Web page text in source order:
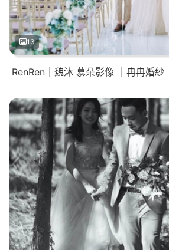
13
RenRen｜魏沐 慕朵影像 ｜冉冉婚紗